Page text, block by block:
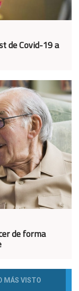
de Covid-19 a
de forma
MÁS VISTO